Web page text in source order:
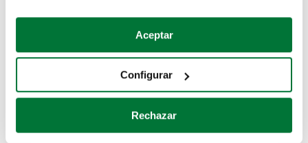
Si lo permite, también quisiéramos:
Recopilar información sobre su ubicación geográfica
Identificar su dispositivo analizándolo activamente
para buscar características específicas (huellas
Obtenga más información sobre cómo se procesan sus
Aceptar
Configurar
Rechazar
Coches de segunda mano
Coches de km0